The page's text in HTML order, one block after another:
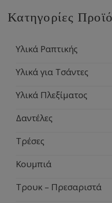
Κατηγορίες
Υλικά Ραπτικής
Υλικά για Τσάντες
Υλικά Πλεξίματος
Δαντέλες
Τρέσες
Κουμπιά
Τρουκ – Πρεσαριστά